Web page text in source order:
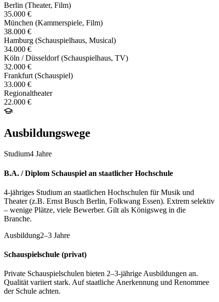
Berlin (Theater, Film)
35.000 €
München (Kammerspiele, Film)
38.000 €
Hamburg (Schauspielhaus, Musical)
34.000 €
Köln / Düsseldorf (Schauspielhaus, TV)
32.000 €
Frankfurt (Schauspiel)
33.000 €
Regionaltheater
22.000 €
Ausbildungswege
Studium4 Jahre
B.A. / Diplom Schauspiel an staatlicher Hochschule
4-jähriges Studium an staatlichen Hochschulen für Musik und
Theater (z.B. Ernst Busch Berlin, Folkwang Essen). Extrem selektiv
– wenige Plätze, viele Bewerber. Gilt als Königsweg in die
Branche.
Ausbildung2–3 Jahre
Schauspielschule (privat)
Private Schauspielschulen bieten 2–3-jährige Ausbildungen an.
Qualität variiert stark. Auf staatliche Anerkennung und Renommee
der Schule achten.